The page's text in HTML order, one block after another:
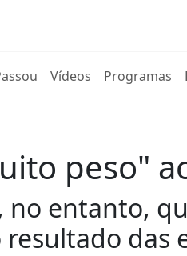
Vídeos Programas
peso"
entanto,
das